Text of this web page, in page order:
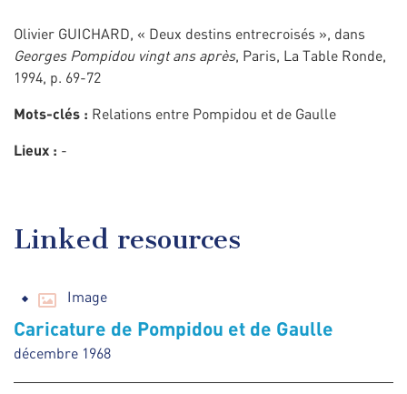
Olivier GUICHARD, « Deux destins entrecroisés », dans
Georges Pompidou vingt ans après, Paris, La Table Ronde,
1994, p. 69-72
Mots-clés : Relations entre Pompidou et de Gaulle
Lieux : -
Linked resources
Image
Caricature de Pompidou et de Gaulle
décembre 1968